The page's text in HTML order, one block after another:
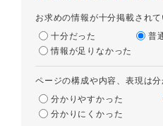
お求めの情報が十分掲載されて
十分だった
普
情報が足りなかった
ページの構成や内容、表現は
分かりやすかった
分かりにくかった